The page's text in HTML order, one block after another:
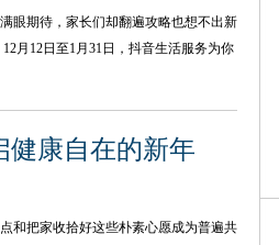
眼期待，家长们却翻遍攻略也想不出新
月12日至1月31日，抖音生活服务为你
健康自在的新年
和把家收拾好这些朴素心愿成为普遍共